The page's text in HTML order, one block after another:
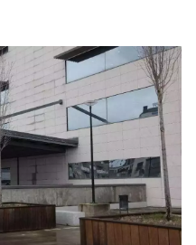
millones de habitantes
histórico